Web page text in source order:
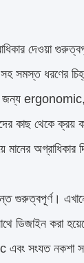
দেওয়া
সমস্ত ধরণের
জন্য
কাছ থেকে ক্রয়
অগ্রাধিকার
গুরুত্বপূর্ণ।
ডিজাইন করা
সংযত নকশা সহ